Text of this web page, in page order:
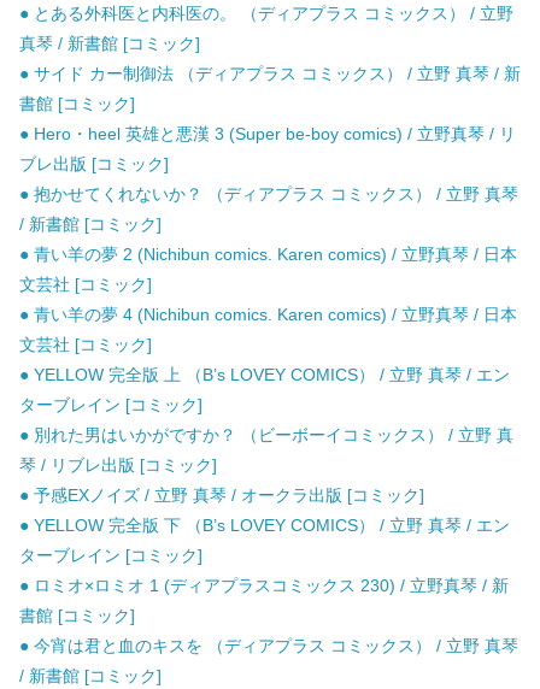
● とある外科医と内科医の。 （ディアプラス コミックス） / 立野
真琴 / 新書館 [コミック]
● サイド カー制御法 （ディアプラス コミックス） / 立野 真琴 / 新
書館 [コミック]
● Hero・heel 英雄と悪漢 3 (Super be-boy comics) / 立野真琴 / リ
ブレ出版 [コミック]
● 抱かせてくれないか？ （ディアプラス コミックス） / 立野 真琴
/ 新書館 [コミック]
● 青い羊の夢 2 (Nichibun comics. Karen comics) / 立野真琴 / 日本
文芸社 [コミック]
● 青い羊の夢 4 (Nichibun comics. Karen comics) / 立野真琴 / 日本
文芸社 [コミック]
● YELLOW 完全版 上 （B’s LOVEY COMICS） / 立野 真琴 / エン
ターブレイン [コミック]
● 別れた男はいかがですか？ （ビーボーイコミックス） / 立野 真
琴 / リブレ出版 [コミック]
● 予感EXノイズ / 立野 真琴 / オークラ出版 [コミック]
● YELLOW 完全版 下 （B’s LOVEY COMICS） / 立野 真琴 / エン
ターブレイン [コミック]
● ロミオ×ロミオ 1 (ディアプラスコミックス 230) / 立野真琴 / 新
書館 [コミック]
● 今宵は君と血のキスを （ディアプラス コミックス） / 立野 真琴
/ 新書館 [コミック]